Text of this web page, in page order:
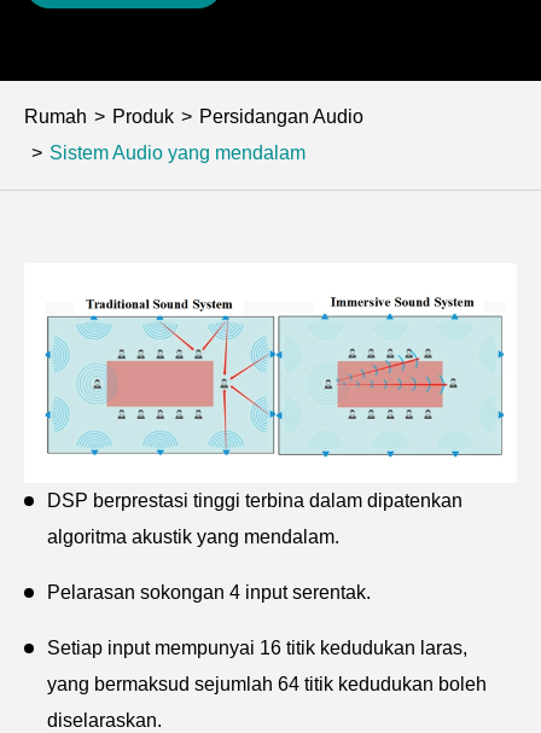
Rumah Produk
Persidangan Audio
Sistem Audio yang mendalam
DSP berprestasi tinggi terbina dalam dipatenkan
algoritma akustik yang mendalam.
Pelarasan sokongan 4 input serentak.
Setiap input mempunyai 16 titik kedudukan laras,
yang bermaksud sejumlah 64 titik kedudukan boleh
diselaraskan.